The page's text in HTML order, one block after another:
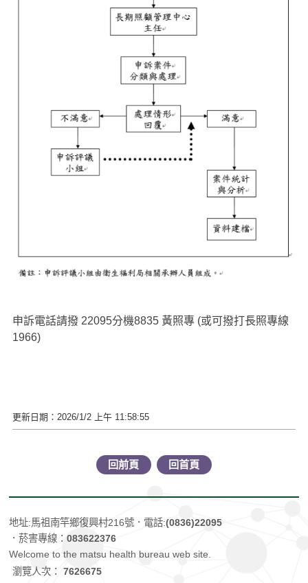
申訴電話請撥22095分機8835 黃照專(或可撥打長照專線
1966)
更新日期：2026/1/2 上午 11:58:55
回前頁 回首頁
地址:馬祖南竿鄉復興村216號 ．電話:(0836)22095
．菸害專線：083622376
Welcome to the matsu health bureau web site.
瀏覽人次：7626675